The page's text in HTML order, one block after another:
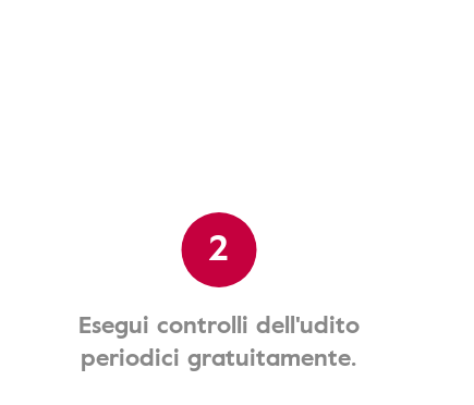
2
Esegui controlli dell'udito
periodici gratuitamente.